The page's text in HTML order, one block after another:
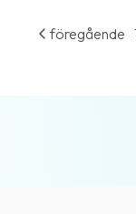
föregående